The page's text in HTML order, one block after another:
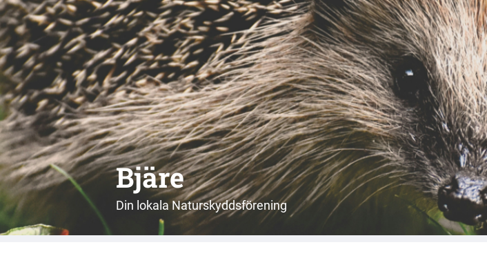
Bjäre
Din lokala Naturskyddsförening